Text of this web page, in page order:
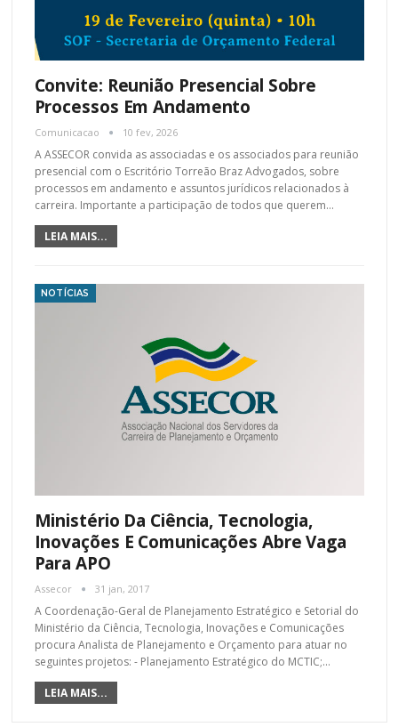
Convite: Reunião Presencial Sobre
Processos Em Andamento
Comunicacao 10 fev, 2026
A ASSECOR convida as associadas e os associados para reunião
presencial com o Escritório Torreão Braz Advogados, sobre
processos em andamento e assuntos jurídicos relacionados à
carreira. Importante a participação de todos que querem…
LEIA MAIS...
NOTÍCIAS
Ministério Da Ciência, Tecnologia,
Inovações E Comunicações Abre Vaga
Para APO
Assecor 31 jan, 2017
A Coordenação-Geral de Planejamento Estratégico e Setorial do
Ministério da Ciência, Tecnologia, Inovações e Comunicações
procura Analista de Planejamento e Orçamento para atuar no
seguintes projetos: - Planejamento Estratégico do MCTIC;…
LEIA MAIS...